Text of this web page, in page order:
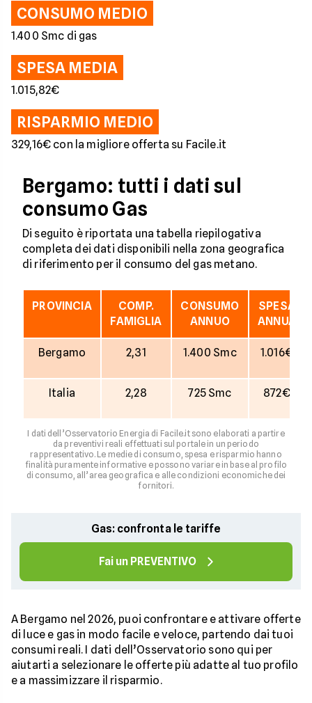
CONSUMO MEDIO
1.400 Smc di gas
SPESA MEDIA
1.015,82€
RISPARMIO MEDIO
329,16€ con la migliore offerta su Facile.it
Bergamo: tutti i dati sul
consumo Gas
Di seguito è riportata una tabella riepilogativa
completa dei dati disponibili nella zona geografica
di riferimento per il consumo del gas metano.
PROVINCIA
COMP.
FAMIGLIA
CONSUMO
ANNUO
SPESA
ANNUA
Bergamo 2,31 1.400 Smc 1.016€
Italia 2,28 725 Smc 872€
I dati dell’Osservatorio Energia di Facile.it sono elaborati a partire
da preventivi reali effettuati sul portale in un periodo
rappresentativo. Le medie di consumo, spesa e risparmio hanno
finalità puramente informative e possono variare in base al profilo
di consumo, all’area geografica e alle condizioni economiche dei
fornitori.
Gas: confronta le tariffe
Fai un PREVENTIVO
A Bergamo nel 2026, puoi confrontare e attivare offerte
di luce e gas in modo facile e veloce, partendo dai tuoi
consumi reali. I dati dell’Osservatorio sono qui per
aiutarti a selezionare le offerte più adatte al tuo profilo
e a massimizzare il risparmio.